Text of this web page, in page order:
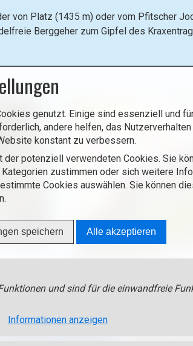
von Platz (1435 m) oder vom Pfitscher
Berggeher zum Gipfel des
genutzt. Einige sind essenziell und
andere helfen, das
konstant zu verbessern.
der potenziell verwendeten Cookies. Sie
zustimmen oder sich weitere
Cookies auswählen. Sie können
speichern Alle akzeptieren
und sind für die einwandfreie
Informationen anzeigen